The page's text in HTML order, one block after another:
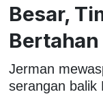
Besar,
Bertahan
Jerman
serangan balik